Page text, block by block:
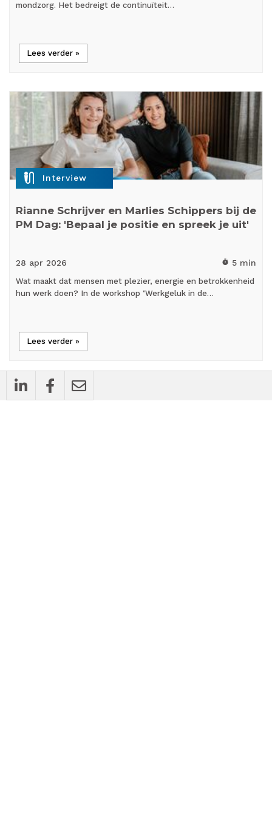
mondzorg. Het bedreigt de continuïteit…
Lees verder »
mic_external_on Interview
Rianne Schrijver en Marlies Schippers bij de
PM Dag: 'Bepaal je positie en spreek je uit'
28 apr 2026 timer 5 min
Wat maakt dat mensen met plezier, energie en betrokkenheid
hun werk doen? In de workshop ‘Werkgeluk in de…
Lees verder »